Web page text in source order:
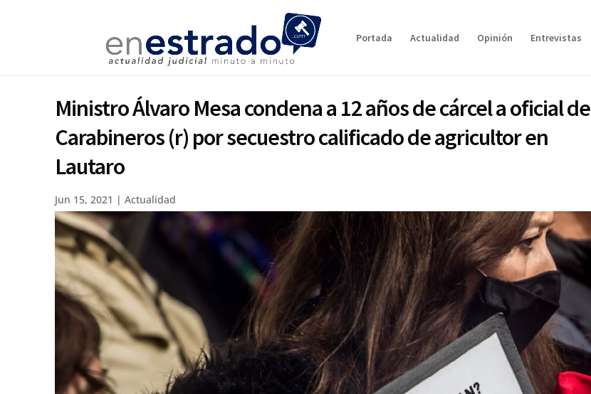
Portada Actualidad Opinión Entrevistas
Ministro Álvaro Mesa condena a 12 años de cárcel a oficial de
Carabineros (r) por secuestro calificado de agricultor en
Lautaro
Jun 15, 2021 |Actualidad